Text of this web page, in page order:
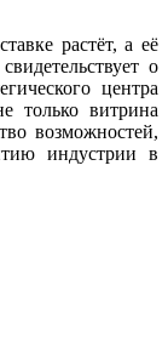
растёт, а её
о
центра
только витрина
возможностей,
индустрии в